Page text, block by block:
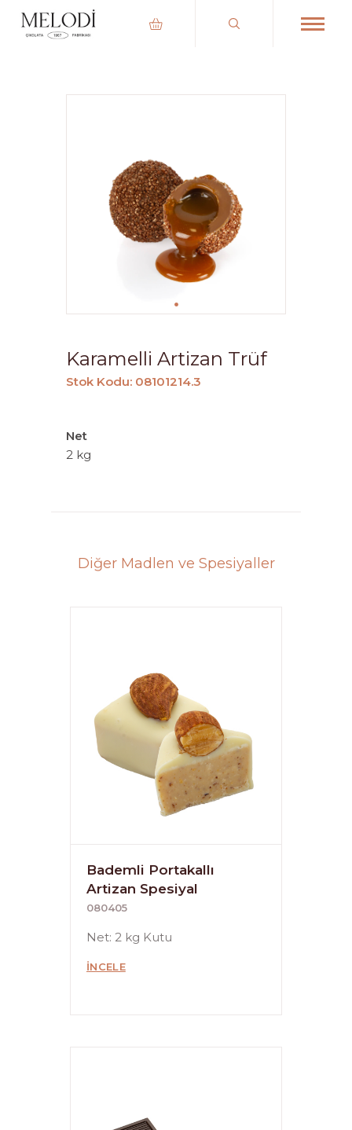
Karamelli Artizan Trüf
Stok Kodu: 08101214.3
Net
2 kg
Diğer Madlen ve Spesiyaller
Bademli Portakallı
Artizan Spesiyal
080405
Net: 2 kg Kutu
İNCELE